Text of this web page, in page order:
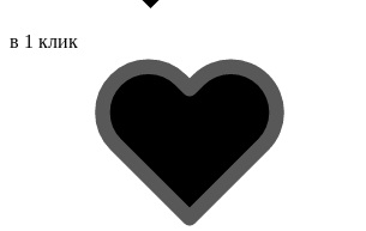
в 1 клик